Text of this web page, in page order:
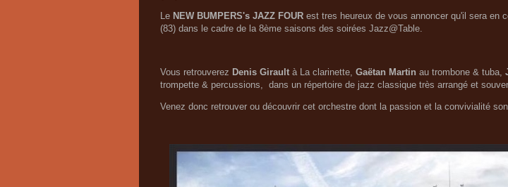
Le NEW BUMPERS's JAZZ FOUR est tres heureux de vous annoncer qu'il sera en
(83) dans le cadre de la 8ème saisons des soirées Jazz@Table.
Vous retrouverez Denis Girault à La clarinette, Gaëtan Martin au trombone & tuba,
trompette & percussions, dans un répertoire de jazz classique très arrangé et
Venez donc retrouver ou découvrir cet orchestre dont la passion et la convivialité